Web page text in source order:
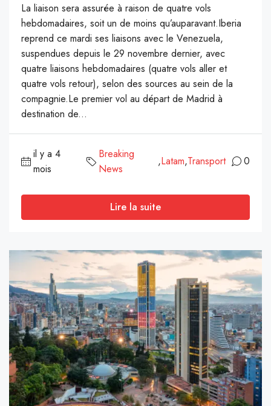
La liaison sera assurée à raison de quatre vols
hebdomadaires, soit un de moins qu’auparavant.Iberia
reprend ce mardi ses liaisons avec le Venezuela,
suspendues depuis le 29 novembre dernier, avec
quatre liaisons hebdomadaires (quatre vols aller et
quatre vols retour), selon des sources au sein de la
compagnie.Le premier vol au départ de Madrid à
destination de...
il y a 4
mois
Breaking
News
,Latam,Transport 0
Lire la suite